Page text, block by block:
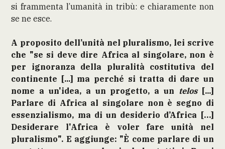
si frammenta l’umanità in tribù: e chiaramente non
se ne esce.
A proposito dell’unità nel pluralismo, lei scrive
che "se si deve dire Africa al singolare, non è
per ignoranza della pluralità costitutiva del
continente [...] ma perché si tratta di dare un
nome a un'idea, a un progetto, a un telos[...]
Parlare di Africa al singolare non è segno di
essenzialismo, ma di un desiderio d’Africa […]
Desiderare l'Africa è voler fare unità nel
pluralismo". E aggiunge: "È come parlare di un